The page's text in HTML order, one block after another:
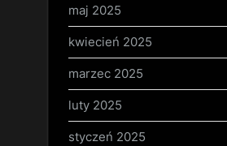
maj 2025
kwiecień 2025
marzec 2025
luty 2025
styczeń 2025